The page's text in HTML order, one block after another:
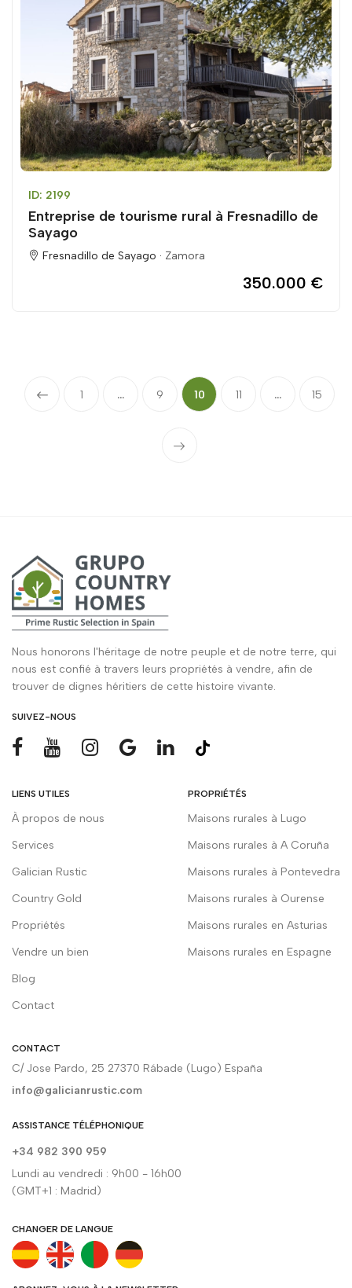
ID: 2199
Entreprise de tourisme rural à Fresnadillo de
Sayago
Fresnadillo de Sayago · Zamora
350.000 €
1 ... 9 10 11 ... 15
Nous honorons l'héritage de notre peuple et de notre terre, qui
nous est confié à travers leurs propriétés à vendre, afin de
trouver de dignes héritiers de cette histoire vivante.
SUIVEZ-NOUS
LIENS UTILES
À propos de nous
Services
Galician Rustic
Country Gold
Propriétés
Vendre un bien
Blog
Contact
PROPRIÉTÉS
Maisons rurales à Lugo
Maisons rurales à A Coruña
Maisons rurales à Pontevedra
Maisons rurales à Ourense
Maisons rurales en Asturias
Maisons rurales en Espagne
CONTACT
C/ Jose Pardo, 25 27370 Rábade (Lugo) España
info@galicianrustic.com
ASSISTANCE TÉLÉPHONIQUE
+34 982 390 959
Lundi au vendredi : 9h00 - 16h00
(GMT+1 : Madrid)
CHANGER DE LANGUE